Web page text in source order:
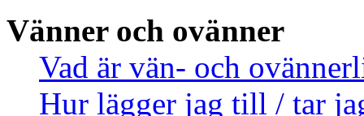
Vänner och ovänner
Vad är vän- och
Hur lägger jag till / tar